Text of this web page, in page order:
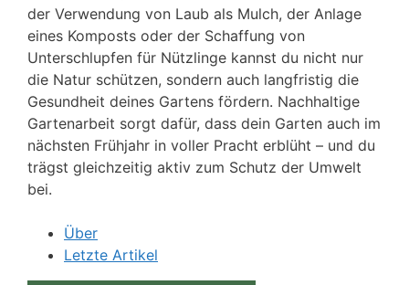
der Verwendung von Laub als Mulch, der Anlage
eines Komposts oder der Schaffung von
Unterschlupfen für Nützlinge kannst du nicht nur
die Natur schützen, sondern auch langfristig die
Gesundheit deines Gartens fördern. Nachhaltige
Gartenarbeit sorgt dafür, dass dein Garten auch im
nächsten Frühjahr in voller Pracht erblüht – und du
trägst gleichzeitig aktiv zum Schutz der Umwelt
bei.
Über
Letzte Artikel